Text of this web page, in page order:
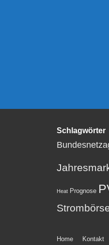
Schlagwörter
Heat Prognose
Footer-
Home Kontakt